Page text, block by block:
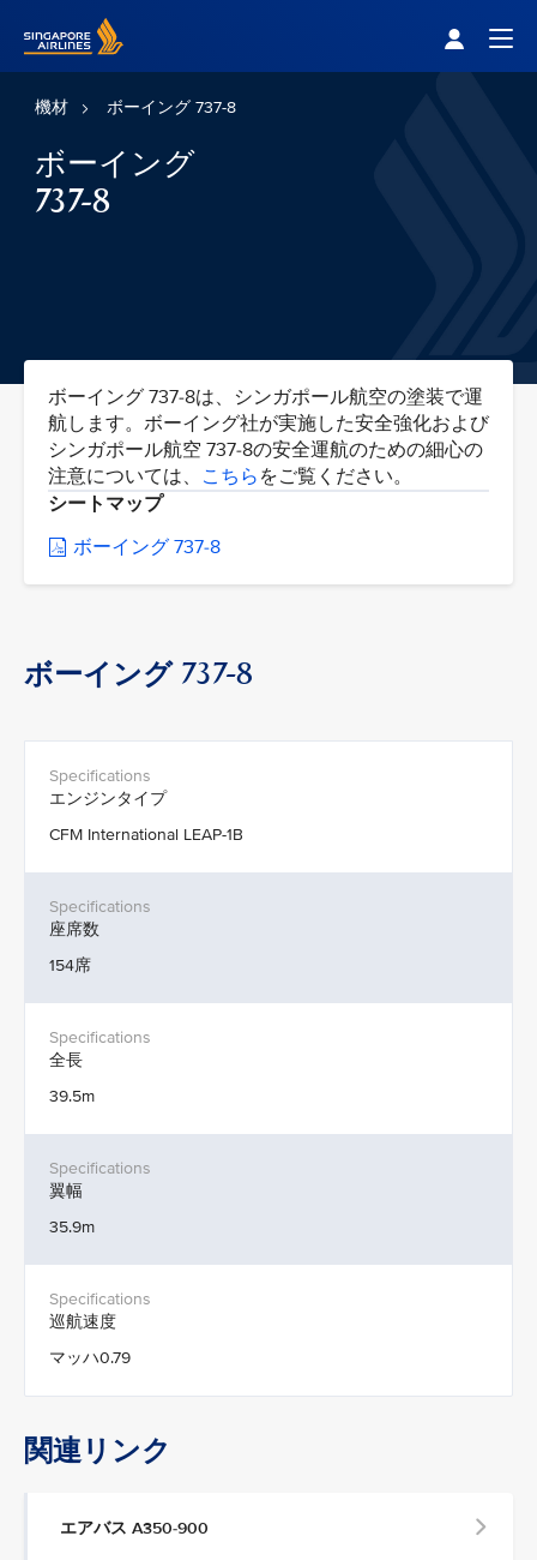
機材 ボーイング 737-8
ボーイング
737-8
ボーイング 737-8は、シンガポール航空の塗装で運
航します。ボーイング社が実施した安全強化および
シンガポール航空 737-8の安全運航のための細心の
注意については、 こちら をご覧ください。
シートマップ
ボーイング 737-8
ボーイング 737-8
エンジンタイプ
CFM International LEAP-1B
座席数
154席
全長
39.5m
翼幅
35.9m
巡航速度
マッハ0.79
関連リンク
エアバス A350-900